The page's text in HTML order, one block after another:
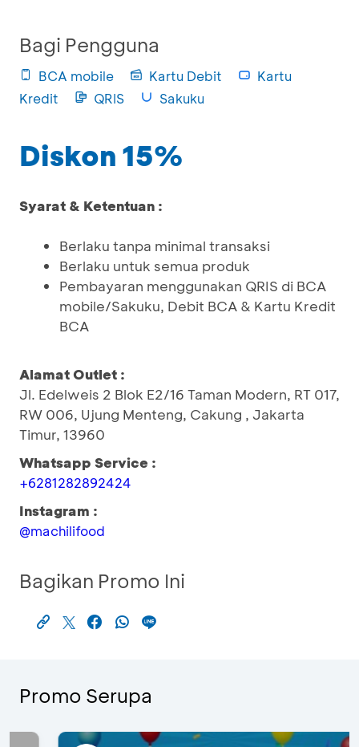
Bagi Pengguna
BCA mobile Kartu Debit
Kartu
Kredit
QRIS Sakuku
Diskon 15%
Syarat & Ketentuan :
Berlaku tanpa minimal transaksi
Berlaku untuk semua produk
Pembayaran menggunakan QRIS di BCA
mobile/Sakuku, Debit BCA & Kartu Kredit
BCA
Alamat Outlet :
Jl. Edelweis 2 Blok E2/16 Taman Modern, RT 017,
RW 006, Ujung Menteng, Cakung , Jakarta
Timur, 13960
Whatsapp Service :
+6281282892424
Instagram :
@machilifood
Bagikan Promo Ini
Promo Serupa